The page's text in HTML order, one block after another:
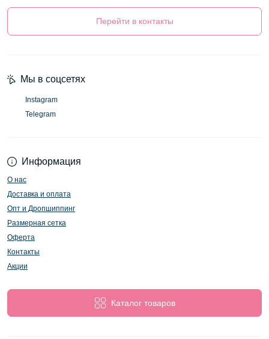
Перейти в контакты
Информация
О нас
Доставка и оплата
Опт и Дропшиппинг
Размерная сетка
Оферта
Контакты
Акции
Каталог товаров
Мы в соцсетях
Instagram
Telegram